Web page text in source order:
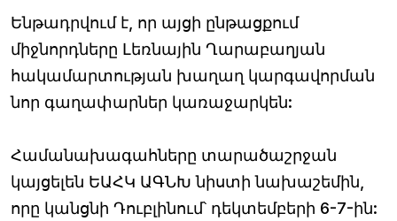
Ենթադրվում է, որ այցի ընթացքում
միջնորդները Լեռնային Ղարաբաղյան
հակամարտության խաղաղ կարգավորման
նոր գաղափարներ կառաջարկեն:
Համանախագահները տարածաշրջան
կայցելեն ԵԱՀԿ ԱԳՆԽ նիստի նախաշեմին,
որը կանցնի Դուբլինում՝ դեկտեմբերի 6-7-ին: